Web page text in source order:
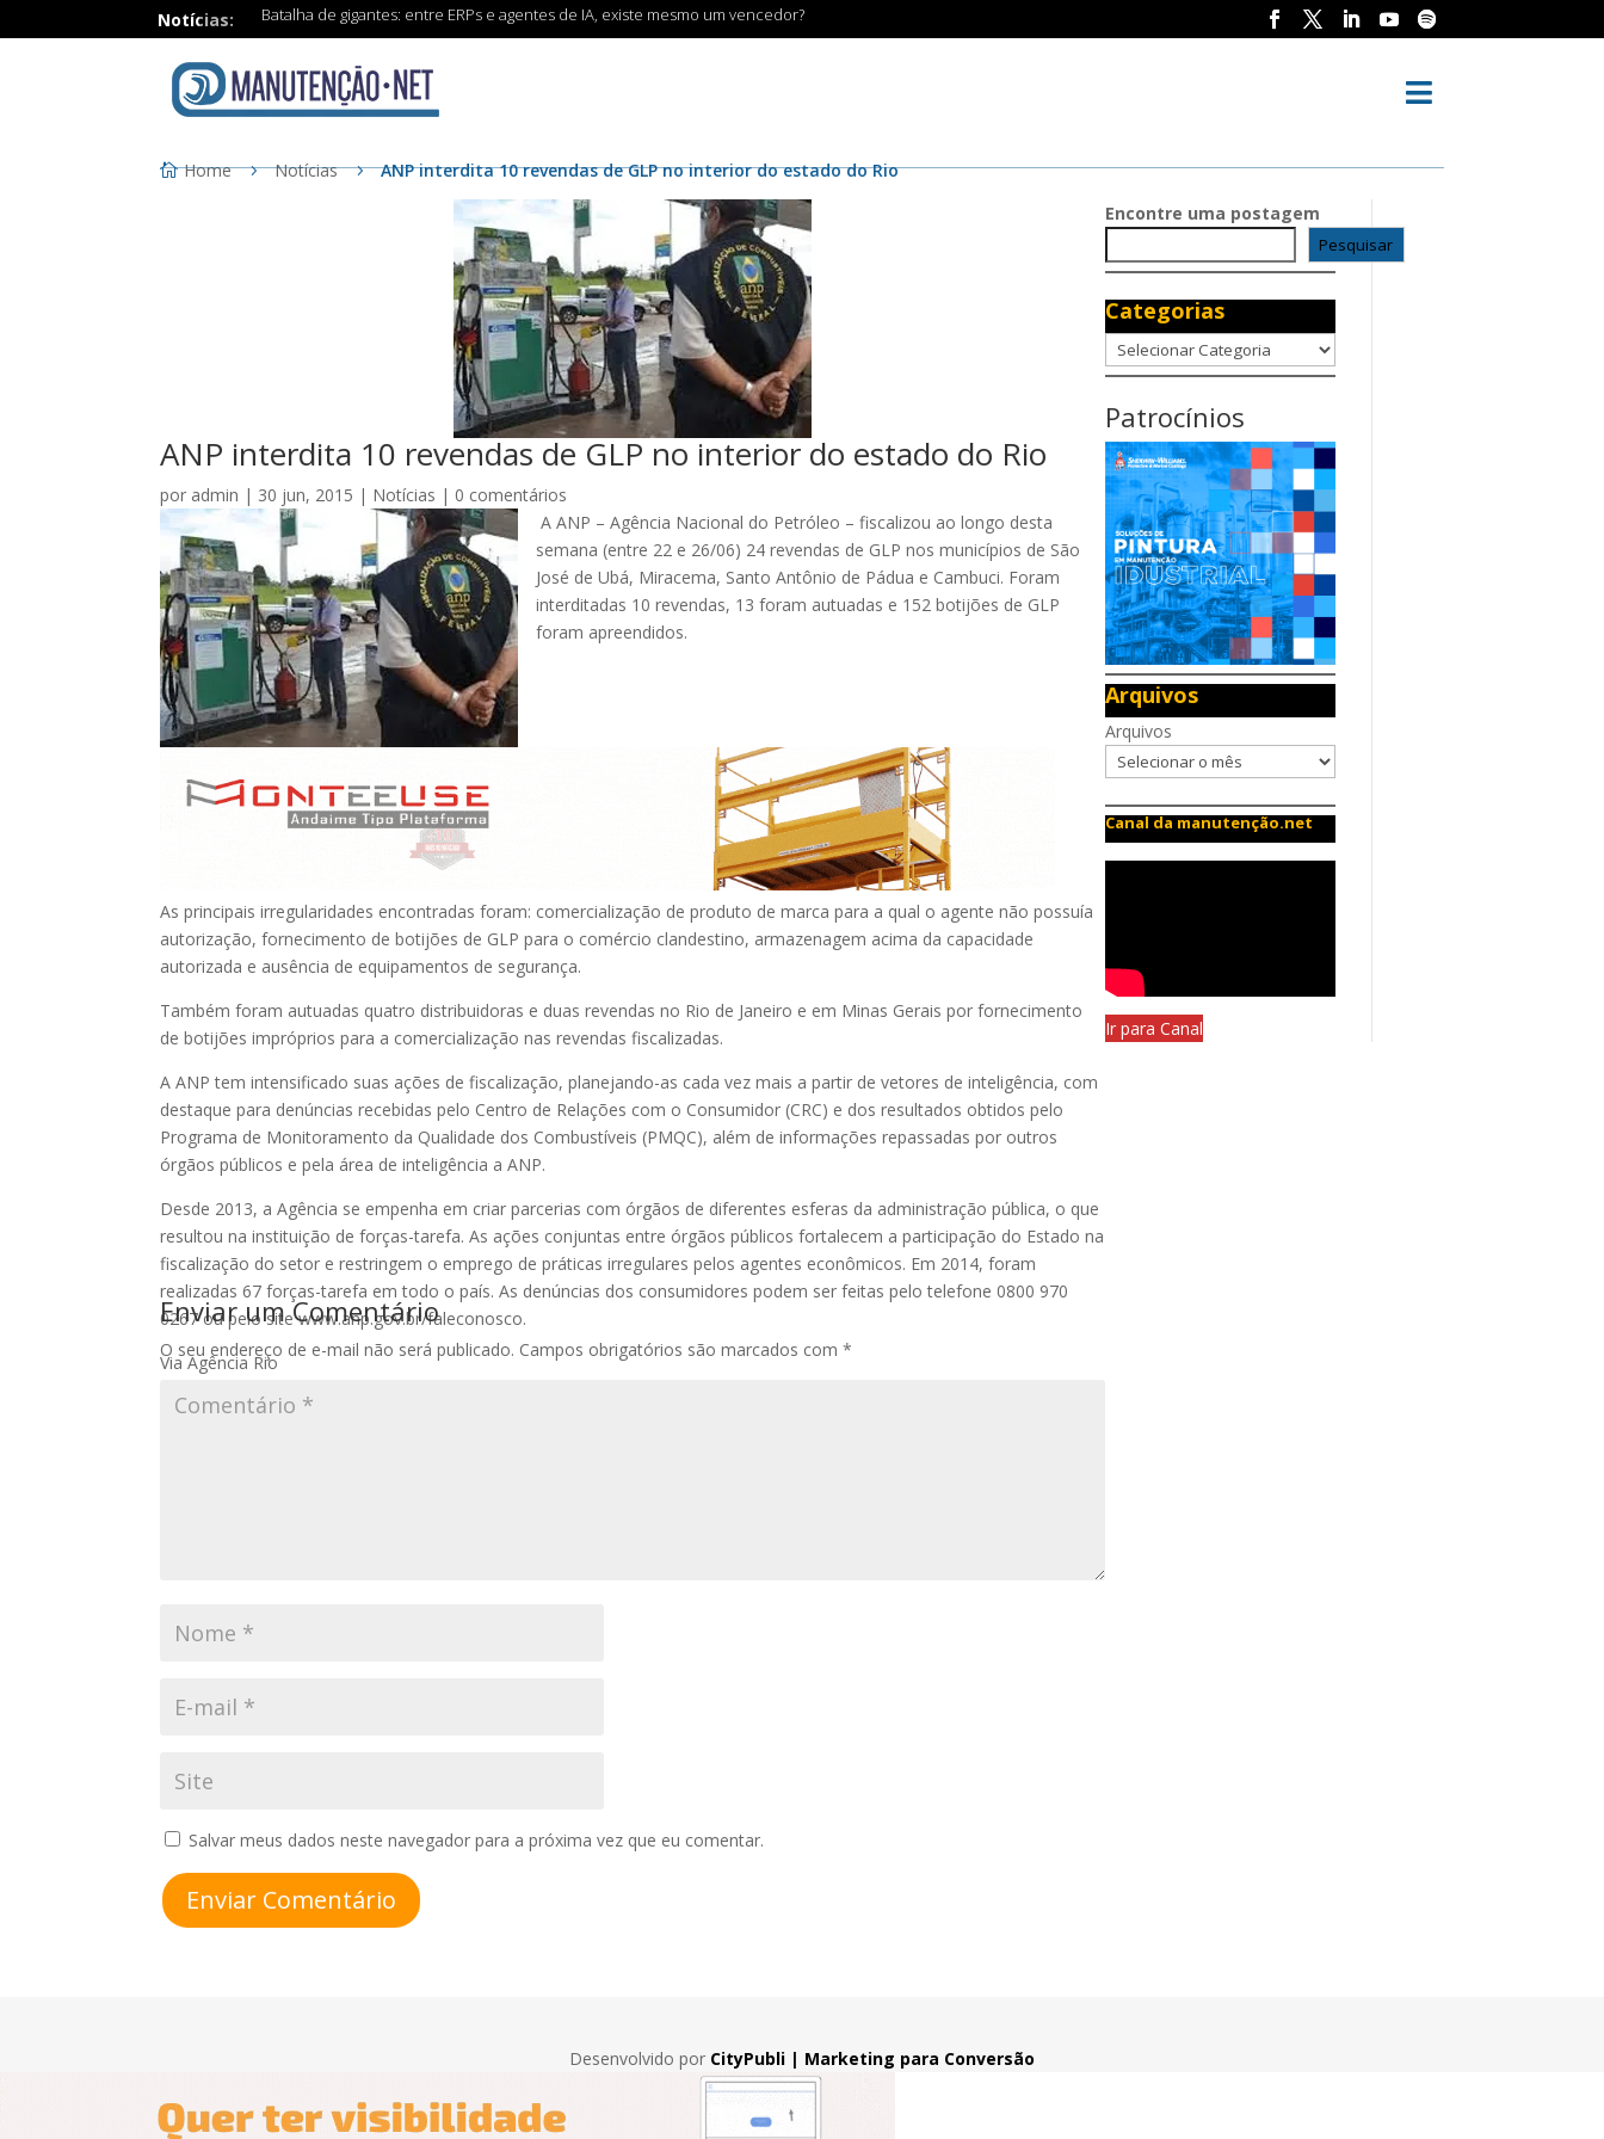
Notícias: Batalha de gigantes: entre ERPs e agentes de IA, existe mesmo um vencedor?

Home Notícias ANP interdita 10 revendas de GLP no interior do estado do Rio
ANP interdita 10 revendas de GLP no interior do estado do Rio
por admin | 30 jun, 2015 | Notícias | 0 comentários
A ANP – Agência Nacional do Petróleo – fiscalizou ao longo desta
semana (entre 22 e 26/06) 24 revendas de GLP nos municípios de São
José de Ubá, Miracema, Santo Antônio de Pádua e Cambuci. Foram
interditadas 10 revendas, 13 foram autuadas e 152 botijões de GLP
foram apreendidos.
As principais irregularidades encontradas foram: comercialização de produto de marca para a qual o agente não possuía
autorização, fornecimento de botijões de GLP para o comércio clandestino, armazenagem acima da capacidade
autorizada e ausência de equipamentos de segurança.
Também foram autuadas quatro distribuidoras e duas revendas no Rio de Janeiro e em Minas Gerais por fornecimento
de botijões impróprios para a comercialização nas revendas fiscalizadas.
A ANP tem intensificado suas ações de fiscalização, planejando-as cada vez mais a partir de vetores de inteligência, com
destaque para denúncias recebidas pelo Centro de Relações com o Consumidor (CRC) e dos resultados obtidos pelo
Programa de Monitoramento da Qualidade dos Combustíveis (PMQC), além de informações repassadas por outros
órgãos públicos e pela área de inteligência a ANP.
Desde 2013, a Agência se empenha em criar parcerias com órgãos de diferentes esferas da administração pública, o que
resultou na instituição de forças-tarefa. As ações conjuntas entre órgãos públicos fortalecem a participação do Estado na
fiscalização do setor e restringem o emprego de práticas irregulares pelos agentes econômicos. Em 2014, foram
realizadas 67 forças-tarefa em todo o país. As denúncias dos consumidores podem ser feitas pelo telefone 0800 970
0267 ou pelo site www.anp.gov.br/faleconosco.
Via Agência Rio
Enviar um Comentário
O seu endereço de e-mail não será publicado. Campos obrigatórios são marcados com*
Salvar meus dados neste navegador para a próxima vez que eu comentar.
Enviar Comentário
Encontre uma postagem
Pesquisar
Categorias
Categorias
Patrocínios
Arquivos
Arquivos
Canal da manutenção.net
Ir para Canal
Desenvolvido por CityPubli | Marketing para Conversão